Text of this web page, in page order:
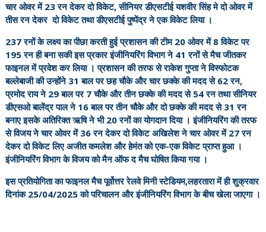
चार ओवर में 23 रन देकर दो विकेट, सीनियर डीएसटीई यशवीर सिंह मे दो ओवर में
तीस रन देकर दो विकेट तथा डीएसटीई पुष्पेंद्र ने एक विकेट लिया ।
237 रनों के लक्ष्य का पीछा करती हुई प्रशासन की टीम 20 ओवर में 8 विकेट पर
195 रन ही बना सकी इस प्रकार इंजीनियरिंग विभाग ने 41 रनों से मैच जीतकर
फाइनल में प्रवेश कर लिया । प्रशासन की तरफ से राकेश गुप्ता ने विस्फोटक
बल्लेबाजी की उन्होंने 31 बाल पर छह चौके और चार छक्के की मदद से 62 रन,
प्रमोद राय ने 29 बाल पर 7 चौके और तीन छक्के की मदद से 54 रन तथा सीनियर
डीएसओ बालेंद्र पाल ने 16 बाल पर तीन चौके और दो छक्के की मदद से 31 रन
बनाए इसके अतिरिक्त ऋषि ने भी 20 रनों का योगदान दिया । इंजीनियरिंग की तरफ
से विजय ने चार ओवर में 36 रन देकर दो विकेट अखिलेश ने चार ओवर में 27 रन
देकर दो विकेट लिए अजीत कमलेश और हेमंत को एक-एक विकेट प्राप्त हुआ ।
इंजीनियरिंग विभाग के विजय को मैन ऑफ द मैच घोषित किया गया ।
इस प्रतियोगिता का फाइनल मैच पूर्वोत्तर रेलवे मिनी स्टेडियम,लहरतारा में ही शुक्रवार
दिनांक 25/04/2025 को परिचालन और इंजीनियरिंग विभाग के बीच खेला जाएगा ।